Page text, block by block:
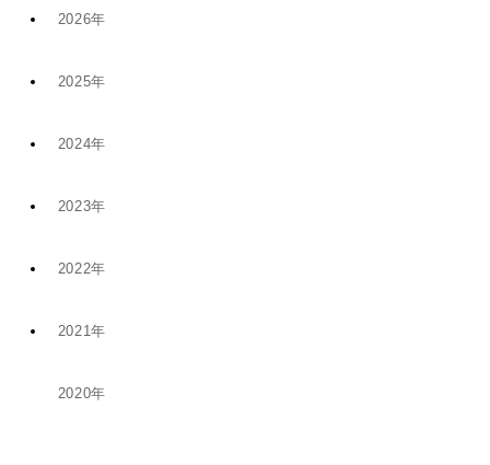
2026年
7月 (9)
4月 (2)
1月 (4)
2025年
12月 (6)
11月 (5)
8月 (1)
6月 (1)
2024年
11月 (8)
5月 (4)
1月 (1)
2023年
10月 (2)
8月 (5)
5月 (5)
2022年
12月 (9)
11月 (19)
2021年
12月 (1)
2020年